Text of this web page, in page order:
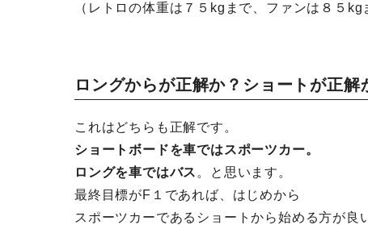
（レトロの体重は７５kgまで、ファンは８５kg
ロングからが正解か？ショートが正解
これはどちらも正解です。
ショートボードを車ではスポーツカー。
ロングを車ではバス 。と思います。
最終目標がF１であれば、はじめから
スポーツカーであるショートから始める方が良